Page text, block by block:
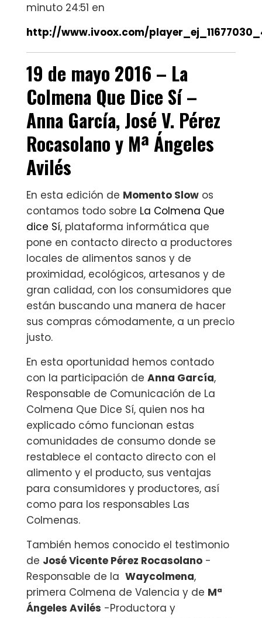
minuto 24:51 en
http://www.ivoox.com/
19 de mayo 2016 – La
Colmena Que Dice Sí–
Anna García, José V. Pérez
Rocasolano y Mª Ángeles
Avilés
En esta edición de Momento Slow os
contamos todo sobre La Colmena Que
dice Sí, plataforma informática que
pone en contacto directo a productores
locales de alimentos sanos y de
proximidad, ecológicos, artesanos y de
gran calidad, con los consumidores que
están buscando una manera de hacer
sus compras cómodamente, a un precio
justo.
En esta oportunidad hemos contado
con la participación de Anna García,
Responsable de Comunicación de La
Colmena Que Dice Sí, quien nos ha
explicado cómo funcionan estas
comunidades de consumo donde se
restablece el contacto directo con el
alimento y el producto, sus ventajas
para consumidores y productores, así
como para los responsables Las
Colmenas.
También hemos conocido el testimonio
de José Vicente Pérez Rocasolano -
Responsable de la Waycolmena,
primera Colmena de Valencia y de Mª
Ángeles Avilés -Productora y